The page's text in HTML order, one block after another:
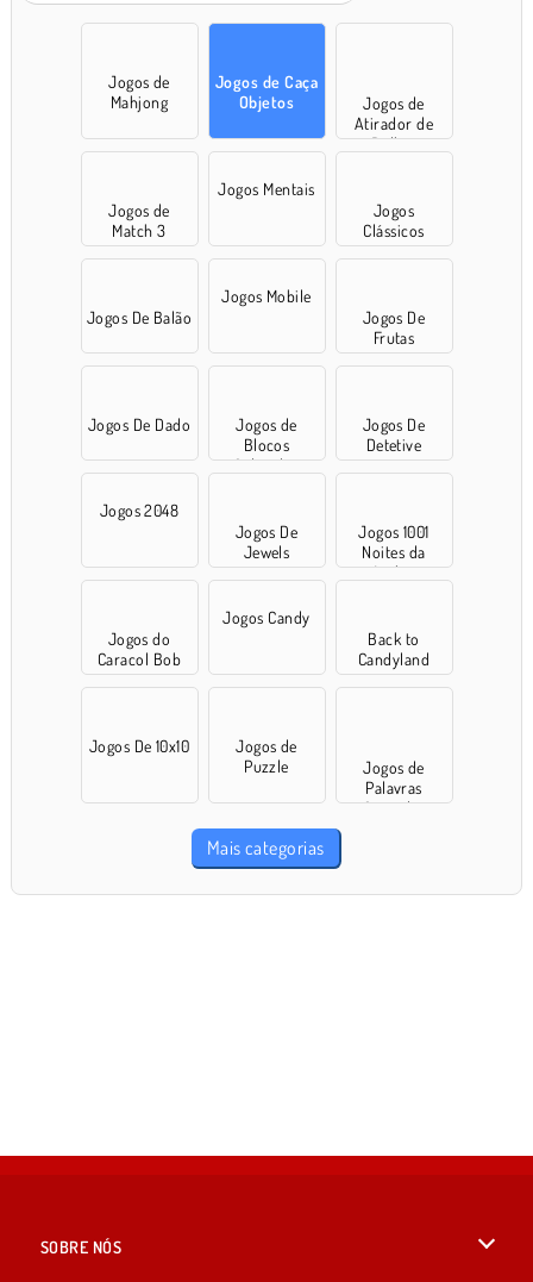
Jogos de
Mahjong
Jogos de Caça
Objetos
Jogos de
Atirador de
Bolhas
Jogos de
Match 3
Jogos Mentais
Jogos
Clássicos
Jogos De Balão
Jogos Mobile
Jogos De
Frutas
Jogos De Dado
Jogos de
Blocos
Coloridos
Jogos De
Detetive
Jogos 2048
Jogos De
Jewels
Jogos 1001
Noites da
Arábia
Jogos do
Caracol Bob
Jogos Candy
Back to
Candyland
Jogos De 10x10
Jogos de
Puzzle
Jogos de
Palavras
Cruzadas
Mais categorias
SOBRE NÓS